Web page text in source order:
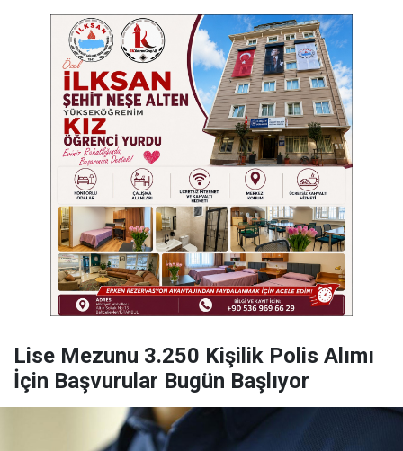
Lise Mezunu 3.250 Kişilik Polis Alımı
İçin Başvurular Bugün Başlıyor